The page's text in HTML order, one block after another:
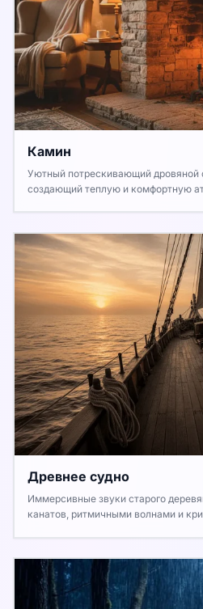
Камин
Уютный потрескивающий дровяной
создающий теплую и комфортную
Древнее судно
Иммерсивные звуки старого
канатов, ритмичными волнами и